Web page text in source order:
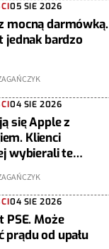
05 SIE 2026
mocną darmówką.
jednak bardzo
04 SIE 2026
się Apple z
Klienci
wybierali te
04 SIE 2026
PSE. Może
prądu od upału